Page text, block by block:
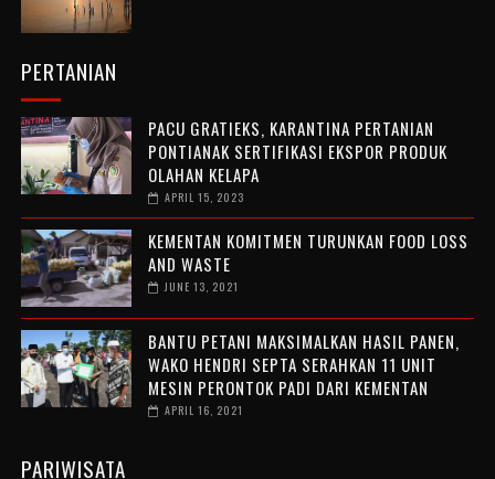
PERTANIAN
PACU GRATIEKS, KARANTINA PERTANIAN
PONTIANAK SERTIFIKASI EKSPOR PRODUK
OLAHAN KELAPA
APRIL 15, 2023
KEMENTAN KOMITMEN TURUNKAN FOOD LOSS
AND WASTE
JUNE 13, 2021
BANTU PETANI MAKSIMALKAN HASIL PANEN,
WAKO HENDRI SEPTA SERAHKAN 11 UNIT
MESIN PERONTOK PADI DARI KEMENTAN
APRIL 16, 2021
PARIWISATA